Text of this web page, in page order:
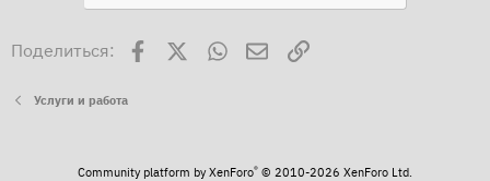
Поделиться: Facebook WhatsAppЭлектронная почта
Ссылка
Услуги и работа
Community platform by XenForo® © 2010-2026 XenForo Ltd.